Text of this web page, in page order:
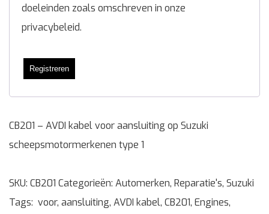
doeleinden zoals omschreven in onze
privacybeleid.
Registreren
CB201 – AVDI kabel voor aansluiting op Suzuki
scheepsmotormerkenen type 1
SKU: CB201 Categorieën: Automerken, Reparatie's, Suzuki
Tags: voor, aansluiting, AVDI kabel, CB201, Engines,